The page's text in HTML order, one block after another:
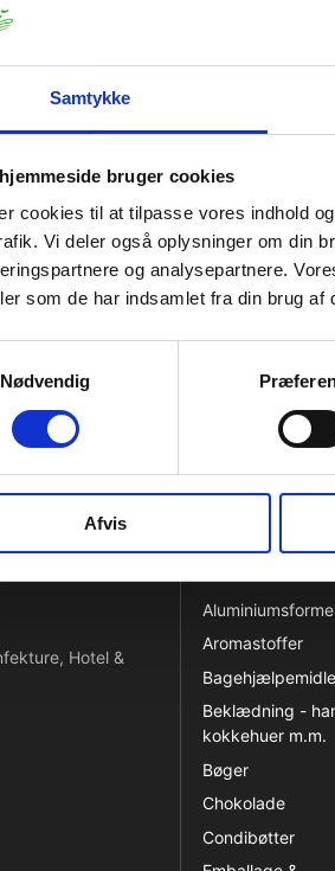
Samtykke
bruger cookies
cookies til at tilpasse vores indhold
Vi deler også oplysninger om din
og analysepartnere.
som de har indsamlet fra din brug af
Nødvendig
Afvis
Vejl dos: 40-60:1000. Kun
Produktet indeholder alkohol.
Er ikke egnet til at drikke eller
Hotel &
Aluminiumsforme
Aromastoffer
Beklædning -
kokkehuer m.m.
Bøger
Chokolade
Condibøtter